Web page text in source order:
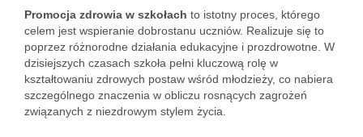
Promocja zdrowia w szkołach to istotny proces, którego
celem jest wspieranie dobrostanu uczniów. Realizuje się to
poprzez różnorodne działania edukacyjne i prozdrowotne. W
dzisiejszych czasach szkoła pełni kluczową rolę w
kształtowaniu zdrowych postaw wśród młodzieży, co nabiera
szczególnego znaczenia w obliczu rosnących zagrożeń
związanych z niezdrowym stylem życia.